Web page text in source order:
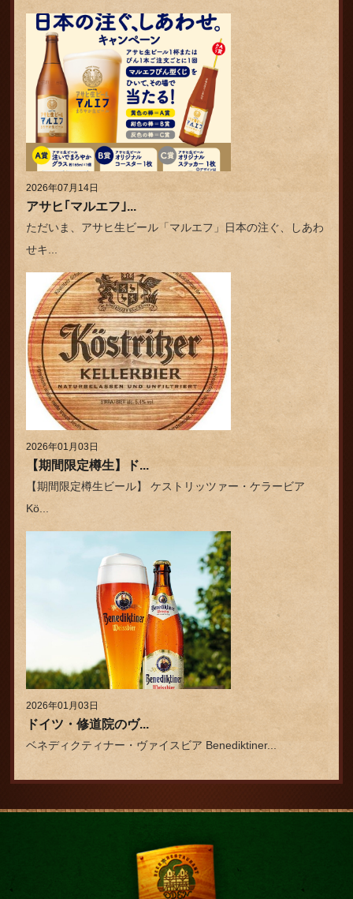
2026年07月14日
アサヒ｢マルエフ｣...
ただいま、アサヒ生ビール「マルエフ」日本の注ぐ、しあわ
せキ...
2026年01月03日
【期間限定樽生】ド...
【期間限定樽生ビール】 ケストリッツァー・ケラービア
Kö...
2026年01月03日
ドイツ・修道院のヴ...
ベネディクティナー・ヴァイスビア Benediktiner...